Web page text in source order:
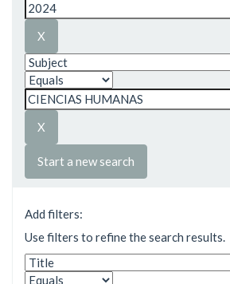
Start a new search
Add filters:
Use filters to refine the search results.